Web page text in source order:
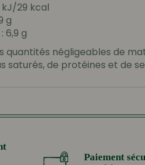
kJ/29 kcal
g
6,9 g
quantités négligeables de
saturés, de protéines et de
Paiement